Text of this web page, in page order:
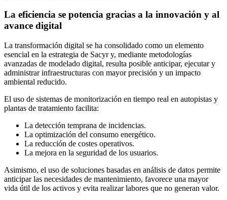
La eficiencia se potencia gracias a la innovación y al
avance digital
La transformación digital se ha consolidado como un elemento
esencial en la estrategia de Sacyr y, mediante metodologías
avanzadas de modelado digital, resulta posible anticipar, ejecutar y
administrar infraestructuras con mayor precisión y un impacto
ambiental reducido.
El uso de sistemas de monitorización en tiempo real en autopistas y
plantas de tratamiento facilita:
La detección temprana de incidencias.
La optimización del consumo energético.
La reducción de costes operativos.
La mejora en la seguridad de los usuarios.
Asimismo, el uso de soluciones basadas en análisis de datos permite
anticipar las necesidades de mantenimiento, favorece una mayor
vida útil de los activos y evita realizar labores que no generan valor.